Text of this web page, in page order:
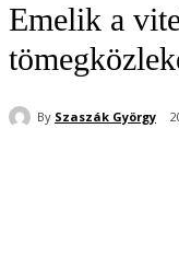
Emelik a
By Szaszák György